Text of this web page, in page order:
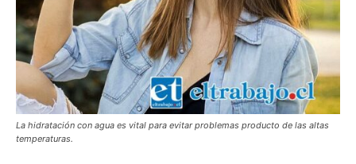
La hidratación con agua es vital para evitar problemas producto de las altas
temperaturas.